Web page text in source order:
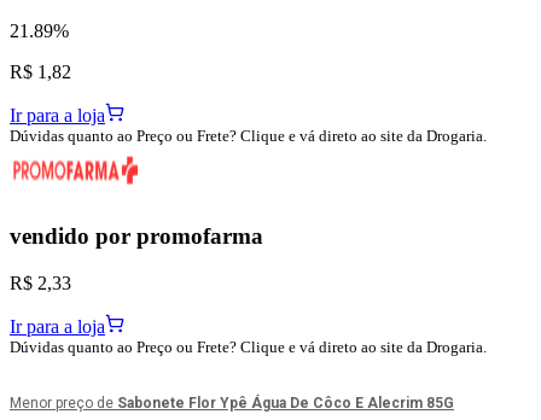
21.89%
R$ 1,82
Ir para a loja
Dúvidas quanto ao Preço ou Frete? Clique e vá direto ao site da Drogaria.
vendido por promofarma
R$ 2,33
Ir para a loja
Dúvidas quanto ao Preço ou Frete? Clique e vá direto ao site da Drogaria.
Menor preço de Sabonete Flor Ypê Água De Côco E Alecrim 85G